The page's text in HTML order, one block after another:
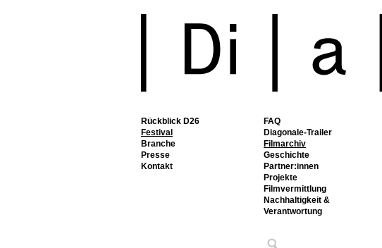
Rückblick D26
Festival
FAQ
Diagonale-Trailer
Filmarchiv
Geschichte
Partner:innen
Projekte
Filmvermittlung
Nachhaltigkeit &
Verantwortung
Branche
Presse
Kontakt